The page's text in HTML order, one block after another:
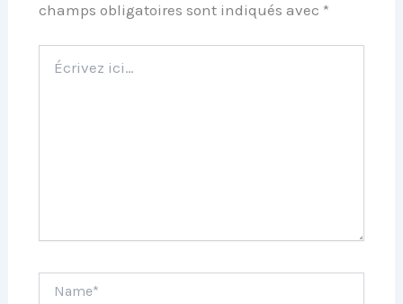
champs obligatoires sont indiqués avec *
ici…